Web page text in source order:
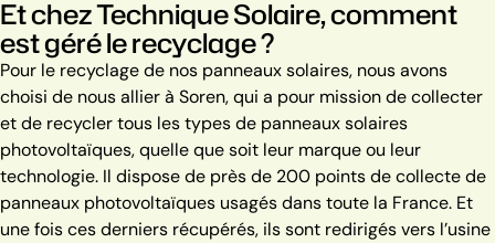
Et chez Technique Solaire, comment
est géré le recyclage ?
Pour le recyclage de nos panneaux solaires, nous avons
choisi de nous allier à Soren, qui a pour mission de collecter
et de recycler tous les types de panneaux solaires
photovoltaïques, quelle que soit leur marque ou leur
technologie. Il dispose de près de 200 points de collecte de
panneaux photovoltaïques usagés dans toute la France. Et
une fois ces derniers récupérés, ils sont redirigés vers l’usine